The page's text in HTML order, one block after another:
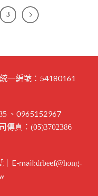
3
一編號：54180161
、0965152967
傳真： (05)3702386
｜E-mail:drbeef@hong-